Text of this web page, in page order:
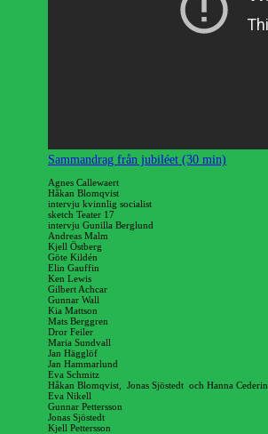
Sammandrag från jubiléet (30 min)
Agnes Callewaert
Håkan Blomqvist
intervju kvinnlig socialist
sketch Teater 17
intervju Gunilla Berglund
Andreas Malm
Kjell Östberg
Göte Kildén
Elin Gauffin
Ken Lewis
Gilbert Achcar
Gunnar Wall
Kia Mattson
Mats Berggren
Dror Feiler
Maria Sundvall
Jan Hägglöf
Jan Hammarlund
Eva Schmitz
Håkan Blomqvist, Jonas Sjöstedt och Hanna Cederin
Eva Nikell
Gunnar Pettersson
Jonas Sjöstedt
Kjell Pettersson